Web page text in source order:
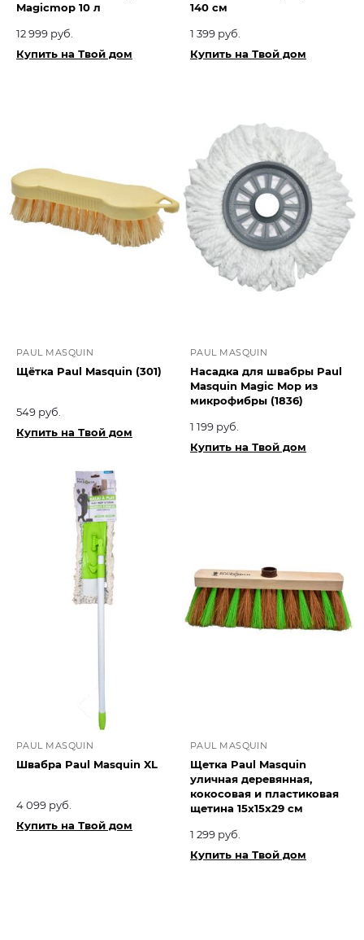
Magicmop 10 л
12 999 руб.
Купить на Твой дом
140 см
1 399 руб.
Купить на Твой дом
PAUL MASQUIN
Щётка Paul Masquin (301)
549 руб.
Купить на Твой дом
PAUL MASQUIN
Насадка для швабры Paul
Masquin Magic Mop из
микрофибры (1836)
1 199 руб.
Купить на Твой дом
PAUL MASQUIN
Швабра Paul Masquin XL
4 099 руб.
Купить на Твой дом
PAUL MASQUIN
Щетка Paul Masquin
уличная деревянная,
кокосовая и пластиковая
щетина 15х15х29 см
1 299 руб.
Купить на Твой дом